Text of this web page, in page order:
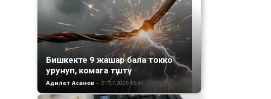
Бишкекте 9 жашар бала токко
урунуп, комага түштү
Адилет Асанов - 31.07.2026 15:41